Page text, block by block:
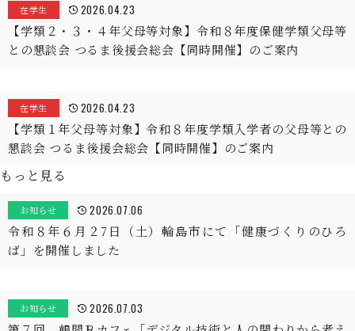
在学生 2026.04.23
【学類２・３・４年父母等対象】令和８年度保健学類父母等
との懇談会 つるま後援会総会【同時開催】のご案内
在学生 2026.04.23
【学類１年父母等対象】令和８年度学類入学者の父母等との
懇談会 つるま後援会総会【同時開催】のご案内
もっと見る
お知らせ 2026.07.06
令和８年６月２7日（土）輪島市にて「健康づくりのひろ
ば」を開催しました
お知らせ 2026.07.03